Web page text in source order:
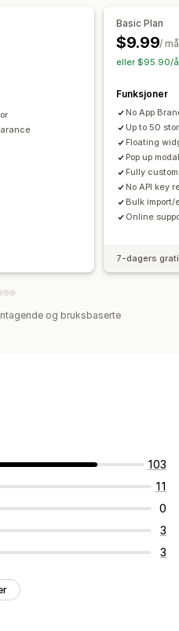
Basic Plan
$9.99/
eller $95.90/
Funksjoner
No App
Up to 50
Floating
Pop up
Fully
No API key
Bulk import/
Online
7-dagers
og bruksbaserte
103
11
0
3
3